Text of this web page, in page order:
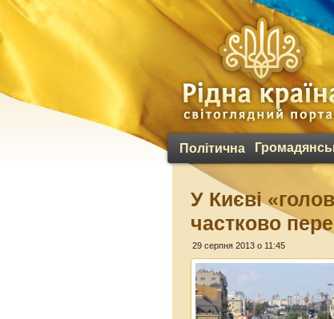
Політична
У Києві
частково
29 серпня 2013 о 11:45